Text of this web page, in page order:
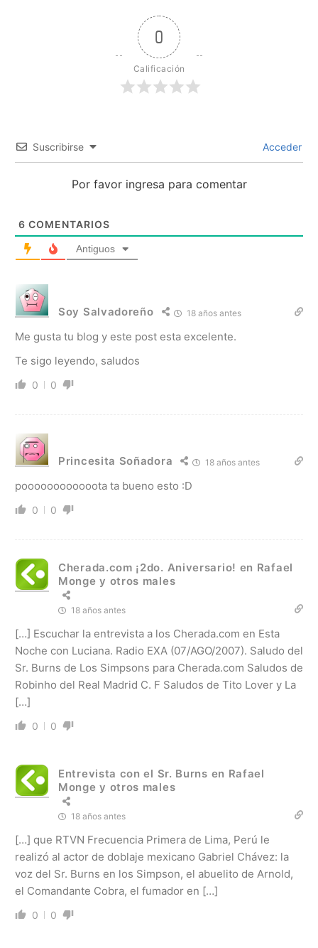
0
Calificación
Suscribirse Acceder
Por favor ingresa para comentar
6 COMENTARIOS
Antiguos
Soy Salvadoreño 18 años antes
Me gusta tu blog y este post esta excelente.
Te sigo leyendo, saludos
0 0
Princesita Soñadora 18 años antes
poooooooooooota ta bueno esto :D
0 0
Cherada.com ¡2do. Aniversario! en Rafael
Monge y otros males
18 años antes
[…] Escuchar la entrevista a los Cherada.com en Esta
Noche con Luciana. Radio EXA (07/AGO/2007). Saludo del
Sr. Burns de Los Simpsons para Cherada.com Saludos de
Robinho del Real Madrid C. F Saludos de Tito Lover y La
[…]
0 0
Entrevista con el Sr. Burns en Rafael
Monge y otros males
18 años antes
[…] que RTVN Frecuencia Primera de Lima, Perú le
realizó al actor de doblaje mexicano Gabriel Chávez: la
voz del Sr. Burns en los Simpson, el abuelito de Arnold,
el Comandante Cobra, el fumador en […]
0 0